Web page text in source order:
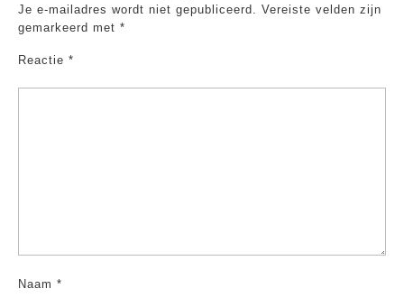
Je e-mailadres wordt niet gepubliceerd. Vereiste velden zijn
gemarkeerd met *
Reactie *
Naam *